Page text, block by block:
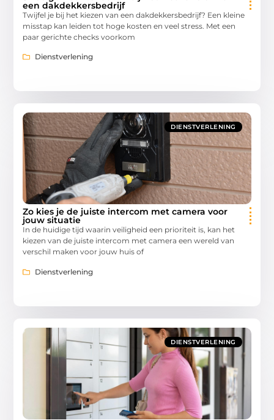
een dakdekkersbedrijf
Twijfel je bij het kiezen van een dakdekkersbedrijf? Een kleine
misstap kan leiden tot hoge kosten en veel stress. Met een
paar gerichte checks voorkom
Dienstverlening
DIENSTVERLENING
Zo kies je de juiste intercom met camera voor
jouw situatie
In de huidige tijd waarin veiligheid een prioriteit is, kan het
kiezen van de juiste intercom met camera een wereld van
verschil maken voor jouw huis of
Dienstverlening
DIENSTVERLENING